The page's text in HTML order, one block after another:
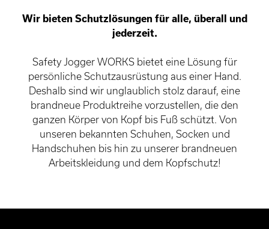
Wir bieten Schutzlösungen für alle, überall und
jederzeit.
Safety Jogger WORKS bietet eine Lösung für
persönliche Schutzausrüstung aus einer Hand.
Deshalb sind wir unglaublich stolz darauf, eine
brandneue Produktreihe vorzustellen, die den
ganzen Körper von Kopf bis Fuß schützt. Von
unseren bekannten Schuhen, Socken und
Handschuhen bis hin zu unserer brandneuen
Arbeitskleidung und dem Kopfschutz!